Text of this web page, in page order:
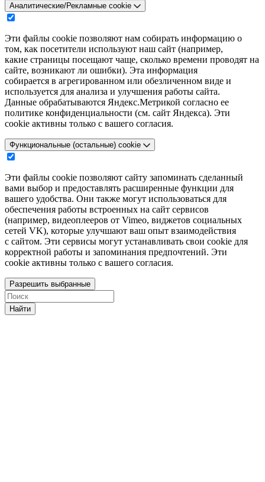
Аналитические/Рекламные cookie
Эти файлы cookie позволяют нам собирать информацию о
том, как посетители используют наш сайт (например,
какие страницы посещают чаще, сколько времени проводят на
сайте, возникают ли ошибки). Эта информация
собирается в агрегированном или обезличенном виде и
используется для анализа и улучшения работы сайта.
Данные обрабатываются Яндекс.Метрикой согласно ее
политике конфиденциальности (см. сайт Яндекса). Эти
cookie активны только с вашего согласия.
Функциональные (остальные) cookie
Эти файлы cookie позволяют сайту запоминать сделанный
вами выбор и предоставлять расширенные функции для
вашего удобства. Они также могут использоваться для
обеспечения работы встроенных на сайт сервисов
(например, видеоплееров от Vimeo, виджетов социальных
сетей VK), которые улучшают ваш опыт взаимодействия
с сайтом. Эти сервисы могут устанавливать свои cookie для
корректной работы и запоминания предпочтений. Эти
cookie активны только с вашего согласия.
Разрешить выбранные
Найти